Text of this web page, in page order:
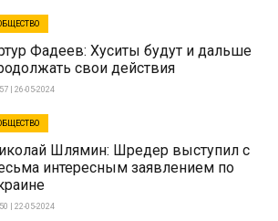
Фадеев: Хуситы будут и дальше
свои действия
| 26-05-2024
Шлямин: Шредер выступил с
интересным заявлением по
| 22-05-2024